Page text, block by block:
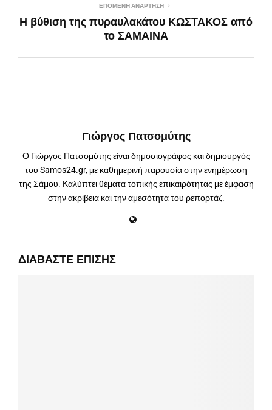
ΕΠΌΜΕΝΗ ΑΝΆΡΤΗΣΗ
Η βύθιση της πυραυλακάτου ΚΩΣΤΑΚΟΣ από
το ΣΑΜΑΙΝΑ
Γιώργος Πατσομύτης
Ο Γιώργος Πατσομύτης είναι δημοσιογράφος και δημιουργός
του Samos24.gr, με καθημερινή παρουσία στην ενημέρωση
της Σάμου. Καλύπτει θέματα τοπικής επικαιρότητας με έμφαση
στην ακρίβεια και την αμεσότητα του ρεπορτάζ.
ΔΙΑΒΆΣΤΕ ΕΠΊΣΗΣ